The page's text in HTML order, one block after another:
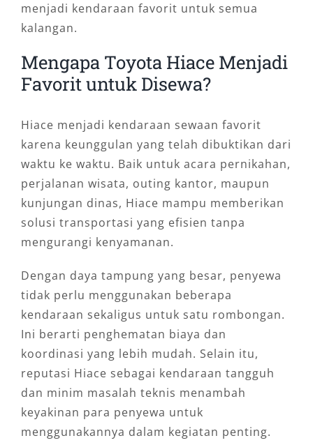
menjadi kendaraan favorit untuk semua
kalangan.
Mengapa Toyota Hiace Menjadi
Favorit untuk Disewa?
Hiace menjadi kendaraan sewaan favorit
karena keunggulan yang telah dibuktikan dari
waktu ke waktu. Baik untuk acara pernikahan,
perjalanan wisata, outing kantor, maupun
kunjungan dinas, Hiace mampu memberikan
solusi transportasi yang efisien tanpa
mengurangi kenyamanan.
Dengan daya tampung yang besar, penyewa
tidak perlu menggunakan beberapa
kendaraan sekaligus untuk satu rombongan.
Ini berarti penghematan biaya dan
koordinasi yang lebih mudah. Selain itu,
reputasi Hiace sebagai kendaraan tangguh
dan minim masalah teknis menambah
keyakinan para penyewa untuk
menggunakannya dalam kegiatan penting.